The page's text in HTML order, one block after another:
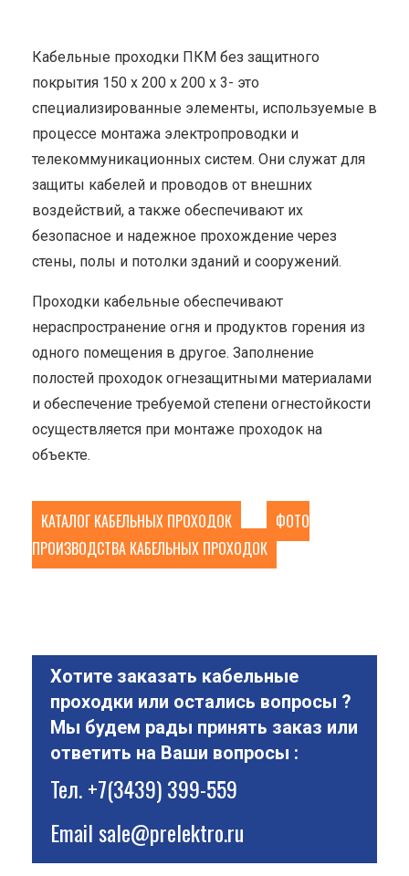
Кабельные проходки ПКМ без защитного
покрытия 150 x 200 x 200 x 3- это
специализированные элементы, используемые в
процессе монтажа электропроводки и
телекоммуникационных систем. Они служат для
защиты кабелей и проводов от внешних
воздействий, а также обеспечивают их
безопасное и надежное прохождение через
стены, полы и потолки зданий и сооружений.
Проходки кабельные обеспечивают
нераспространение огня и продуктов горения из
одного помещения в другое. Заполнение
полостей проходок огнезащитными материалами
и обеспечение требуемой степени огнестойкости
осуществляется при монтаже проходок на
объекте.
КАТАЛОГ КАБЕЛЬНЫХ ПРОХОДОК
ФОТО
ПРОИЗВОДСТВА КАБЕЛЬНЫХ ПРОХОДОК
Хотите заказать кабельные
проходки или остались вопросы ?
Мы будем рады принять заказ или
ответить на Ваши вопросы :
Тел.+7(3439) 399-559
Emailsale@prelektro.ru